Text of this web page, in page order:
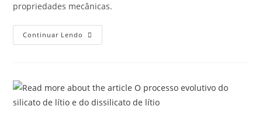
propriedades mecânicas.
Continuar Lendo